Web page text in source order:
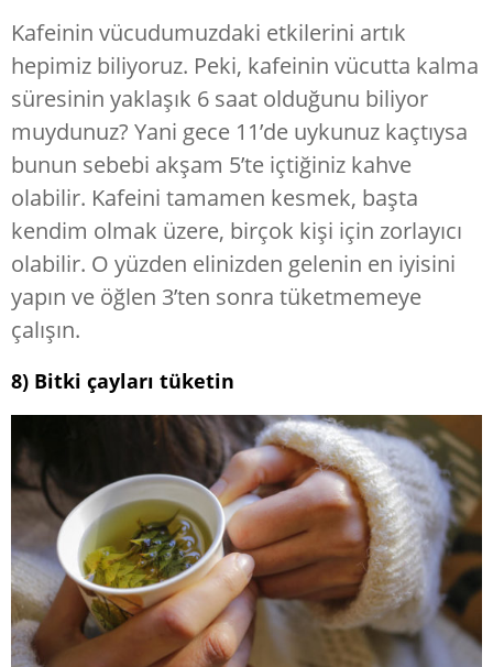
Kafeinin vücudumuzdaki etkilerini artık
hepimiz biliyoruz. Peki, kafeinin vücutta kalma
süresinin yaklaşık 6 saat olduğunu biliyor
muydunuz? Yani gece 11’de uykunuz kaçtıysa
bunun sebebi akşam 5’te içtiğiniz kahve
olabilir. Kafeini tamamen kesmek, başta
kendim olmak üzere, birçok kişi için zorlayıcı
olabilir. O yüzden elinizden gelenin en iyisini
yapın ve öğlen 3’ten sonra tüketmemeye
çalışın.
8) Bitki çayları tüketin